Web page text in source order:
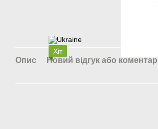
Хіт
Опис Новий відгук або коментар